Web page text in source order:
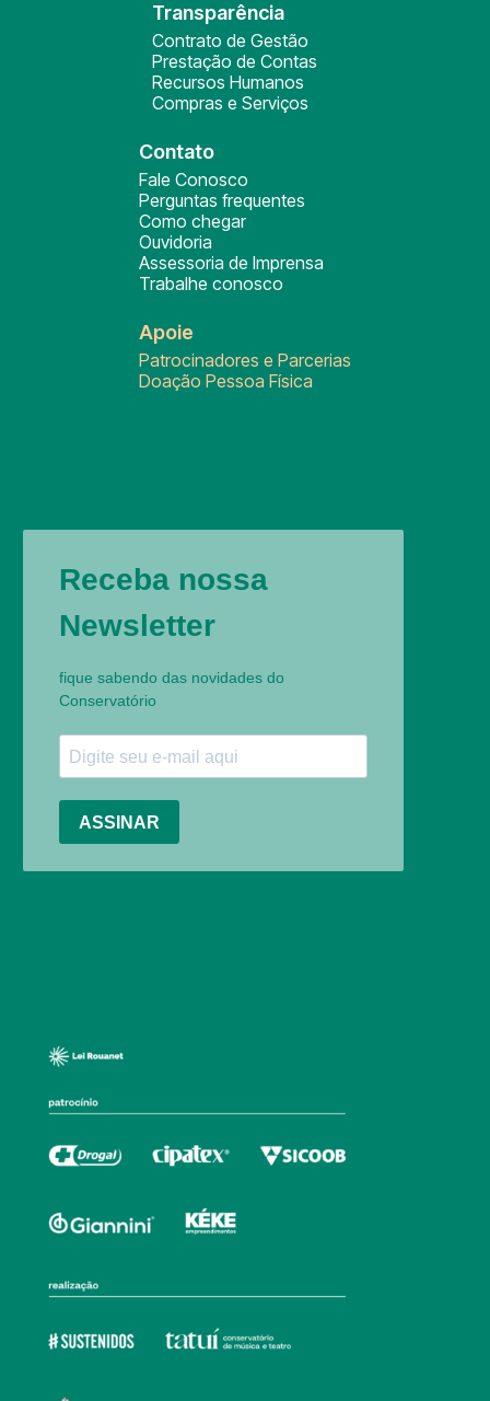
Transparência
Contrato de Gestão
Prestação de Contas
Recursos Humanos
Compras e Serviços
Contato
Fale Conosco
Perguntas frequentes
Como chegar
Ouvidoria
Assessoria de Imprensa
Trabalhe conosco
Apoie
Patrocinadores e Parcerias
Doação Pessoa Física